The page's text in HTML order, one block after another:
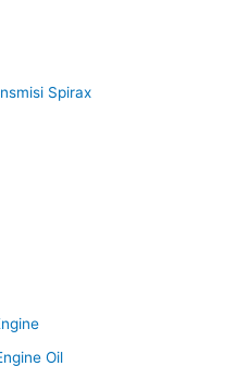
Spirax
Oil